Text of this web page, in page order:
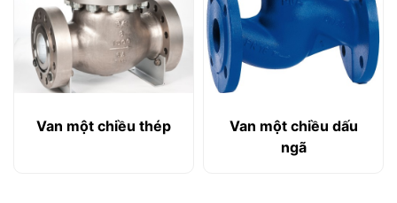
Van một chiều thép
Van một chiều dấu
ngã